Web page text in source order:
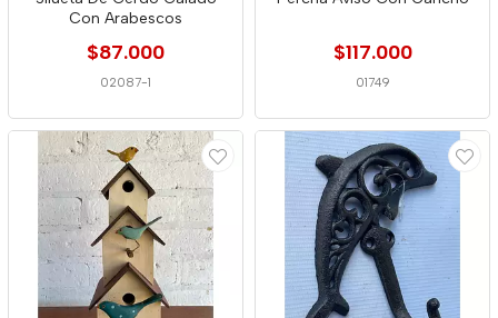
Con Arabescos
$87.000
02087-1
$117.000
01749